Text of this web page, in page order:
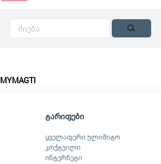
MYMAGTI
ტარიფები
ყველაფერი ულიმიტო
კოქტეილი
ინტერნეტი